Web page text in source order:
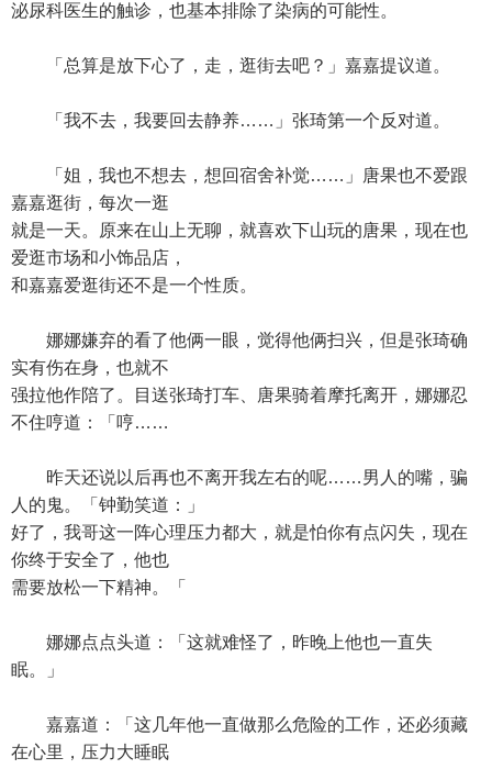
泌尿科医生的触诊，也基本排除了染病的可能性。
「总算是放下心了，走，逛街去吧？」嘉嘉提议道。
「我不去，我要回去静养……」张琦第一个反对道。
「姐，我也不想去，想回宿舍补觉……」唐果也不爱跟
嘉嘉逛街，每次一逛
就是一天。原来在山上无聊，就喜欢下山玩的唐果，现在也
爱逛市场和小饰品店，
和嘉嘉爱逛街还不是一个性质。
娜娜嫌弃的看了他俩一眼，觉得他俩扫兴，但是张琦确
实有伤在身，也就不
强拉他作陪了。目送张琦打车、唐果骑着摩托离开，娜娜忍
不住哼道：「哼……
昨天还说以后再也不离开我左右的呢……男人的嘴，骗
人的鬼。「钟勤笑道：」
好了，我哥这一阵心理压力都大，就是怕你有点闪失，现在
你终于安全了，他也
需要放松一下精神。「
娜娜点点头道：「这就难怪了，昨晚上他也一直失
眠。」
嘉嘉道：「这几年他一直做那么危险的工作，还必须藏
在心里，压力大睡眠